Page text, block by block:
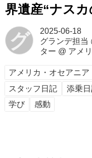
界遺産“ナス
グ
2025-06-18
グランデ担当
ター @ アメ
アメリカ・オセアニア
スタッフ日記
添乗
学び
感動